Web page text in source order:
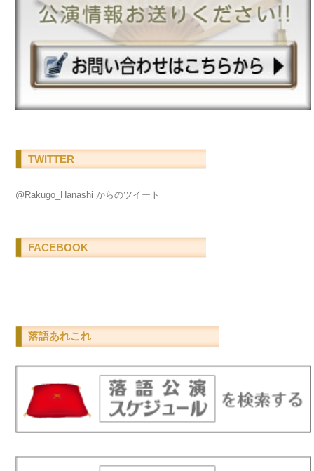
TWITTER
@Rakugo_Hanashi からのツイート
FACEBOOK
落語あれこれ